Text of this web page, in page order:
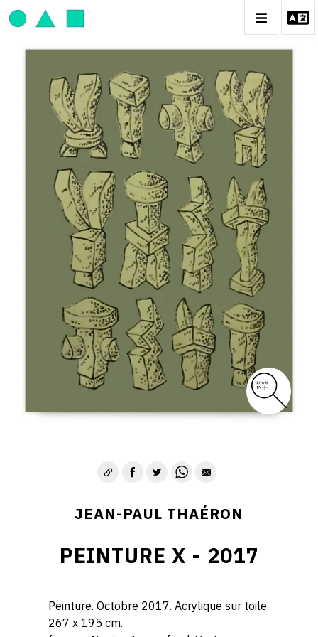
JEAN-PAUL THAÉRON
BIOGRAPHIE
CATALOGUE DES OEUVRES
OBJET / SIGNE
PEINTURE
SCULPTURE
CONTACT
JEAN-PAUL THAÉRON
PEINTURE X - 2017
Peinture. Octobre 2017. Acrylique sur toile.
267 x 195 cm.